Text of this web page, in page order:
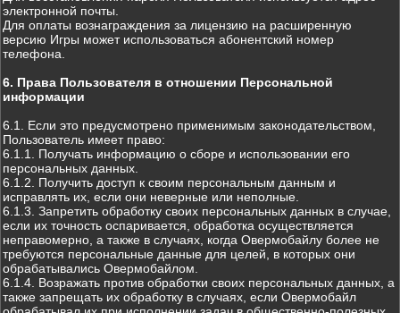
электронной почты.
Для оплаты вознаграждения за лицензию на расширенную
версию Игры может использоваться абонентский номер
телефона.
6. Права Пользователя в отношении Персональной
информации
6.1. Если это предусмотрено применимым законодательством,
Пользователь имеет право:
6.1.1. Получать информацию о сборе и использовании его
персональных данных.
6.1.2. Получить доступ к своим персональным данным и
исправлять их, если они неверные или неполные.
6.1.3. Запретить обработку своих персональных данных в случае,
если их точность оспаривается, обработка осуществляется
неправомерно, а также в случаях, когда Овермобайлу более не
требуются персональные данные для целей, в которых они
обрабатывались Овермобайлом.
6.1.4. Возражать против обработки своих персональных данных, а
также запрещать их обработку в случаях, если Овермобайл